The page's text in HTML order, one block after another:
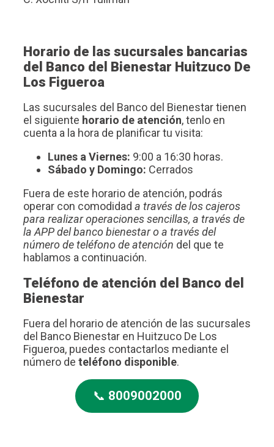
Horario de las sucursales bancarias
del Banco del Bienestar Huitzuco De
Los Figueroa
Las sucursales del Banco del Bienestar tienen
el siguiente horario de atención, tenlo en
cuenta a la hora de planificar tu visita:
Lunes a Viernes: 9:00 a 16:30 horas.
Sábado y Domingo: Cerrados
Fuera de este horario de atención, podrás
operar con comodidad a través de los cajeros
para realizar operaciones sencillas, a través de
la APP del banco bienestar o a través del
número de teléfono de atención del que te
hablamos a continuación.
Teléfono de atención del Banco del
Bienestar
Fuera del horario de atención de las sucursales
del Banco Bienestar en Huitzuco De Los
Figueroa, puedes contactarlos mediante el
número de teléfono disponible.
📞 8009002000